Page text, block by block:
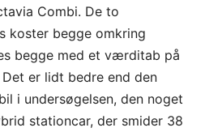
Combi. De to
koster begge omkring
begge med et værditab på
er lidt bedre end den
i undersøgelsen, den noget
stationcar, der smider 38